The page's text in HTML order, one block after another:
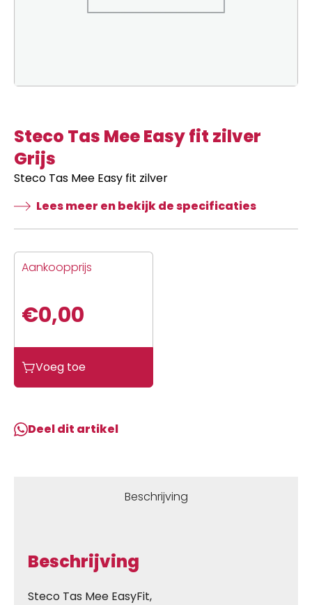
Steco Tas Mee Easy fit zilver
Grijs
Steco Tas Mee Easy fit zilver
Lees meer en bekijk de specificaties
Aankoopprijs
€0,00
Tas
Mee
fit
zilver
Voeg toe
Deel dit artikel
Beschrijving
Beschrijving
Steco Tas Mee EasyFit,